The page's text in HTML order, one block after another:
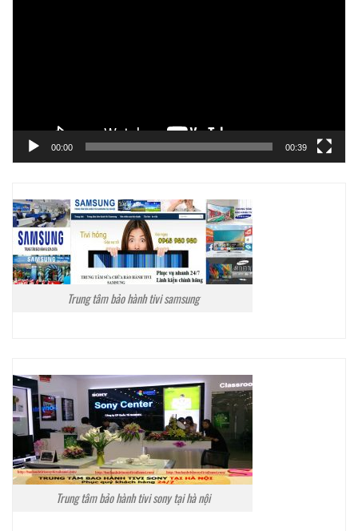
00:00 00:39
Trung tâm bảo hành tivi samsung
Trung tâm bảo hành tivi sony tại hà nội